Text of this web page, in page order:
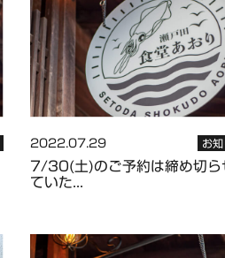
2022.07.29 お
7/30(土)のご予約は締め切ら
ていた...